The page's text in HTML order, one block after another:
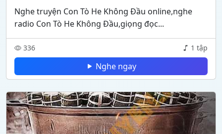
Nghe truyện Con Tò He Không Đầu online,nghe
radio Con Tò He Không Đầu,giọng đọc...
336 1 tập
Nghe ngay